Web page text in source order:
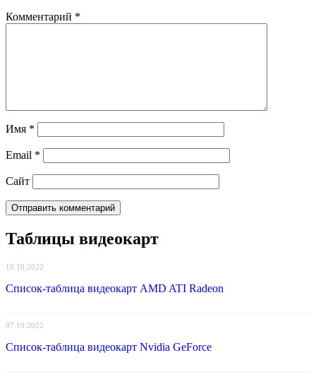
Комментарий *
Имя *
Email *
Сайт
Таблицы видеокарт
10.10.2022
Список-таблица видеокарт AMD ATI Radeon
07.10.2022
Список-таблица видеокарт Nvidia GeForce